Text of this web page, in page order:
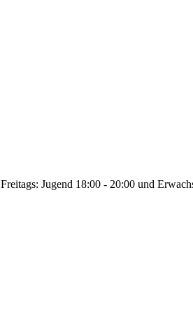
Freitags: Jugend 18:00 - 20:00 und